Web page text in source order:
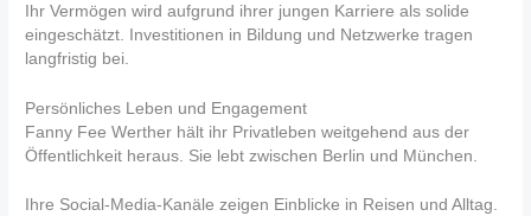
Ihr Vermögen wird aufgrund ihrer jungen Karriere als solide
eingeschätzt. Investitionen in Bildung und Netzwerke tragen
langfristig bei.
Persönliches Leben und Engagement
Fanny Fee Werther hält ihr Privatleben weitgehend aus der
Öffentlichkeit heraus. Sie lebt zwischen Berlin und München.
Ihre Social-Media-Kanäle zeigen Einblicke in Reisen und Alltag.